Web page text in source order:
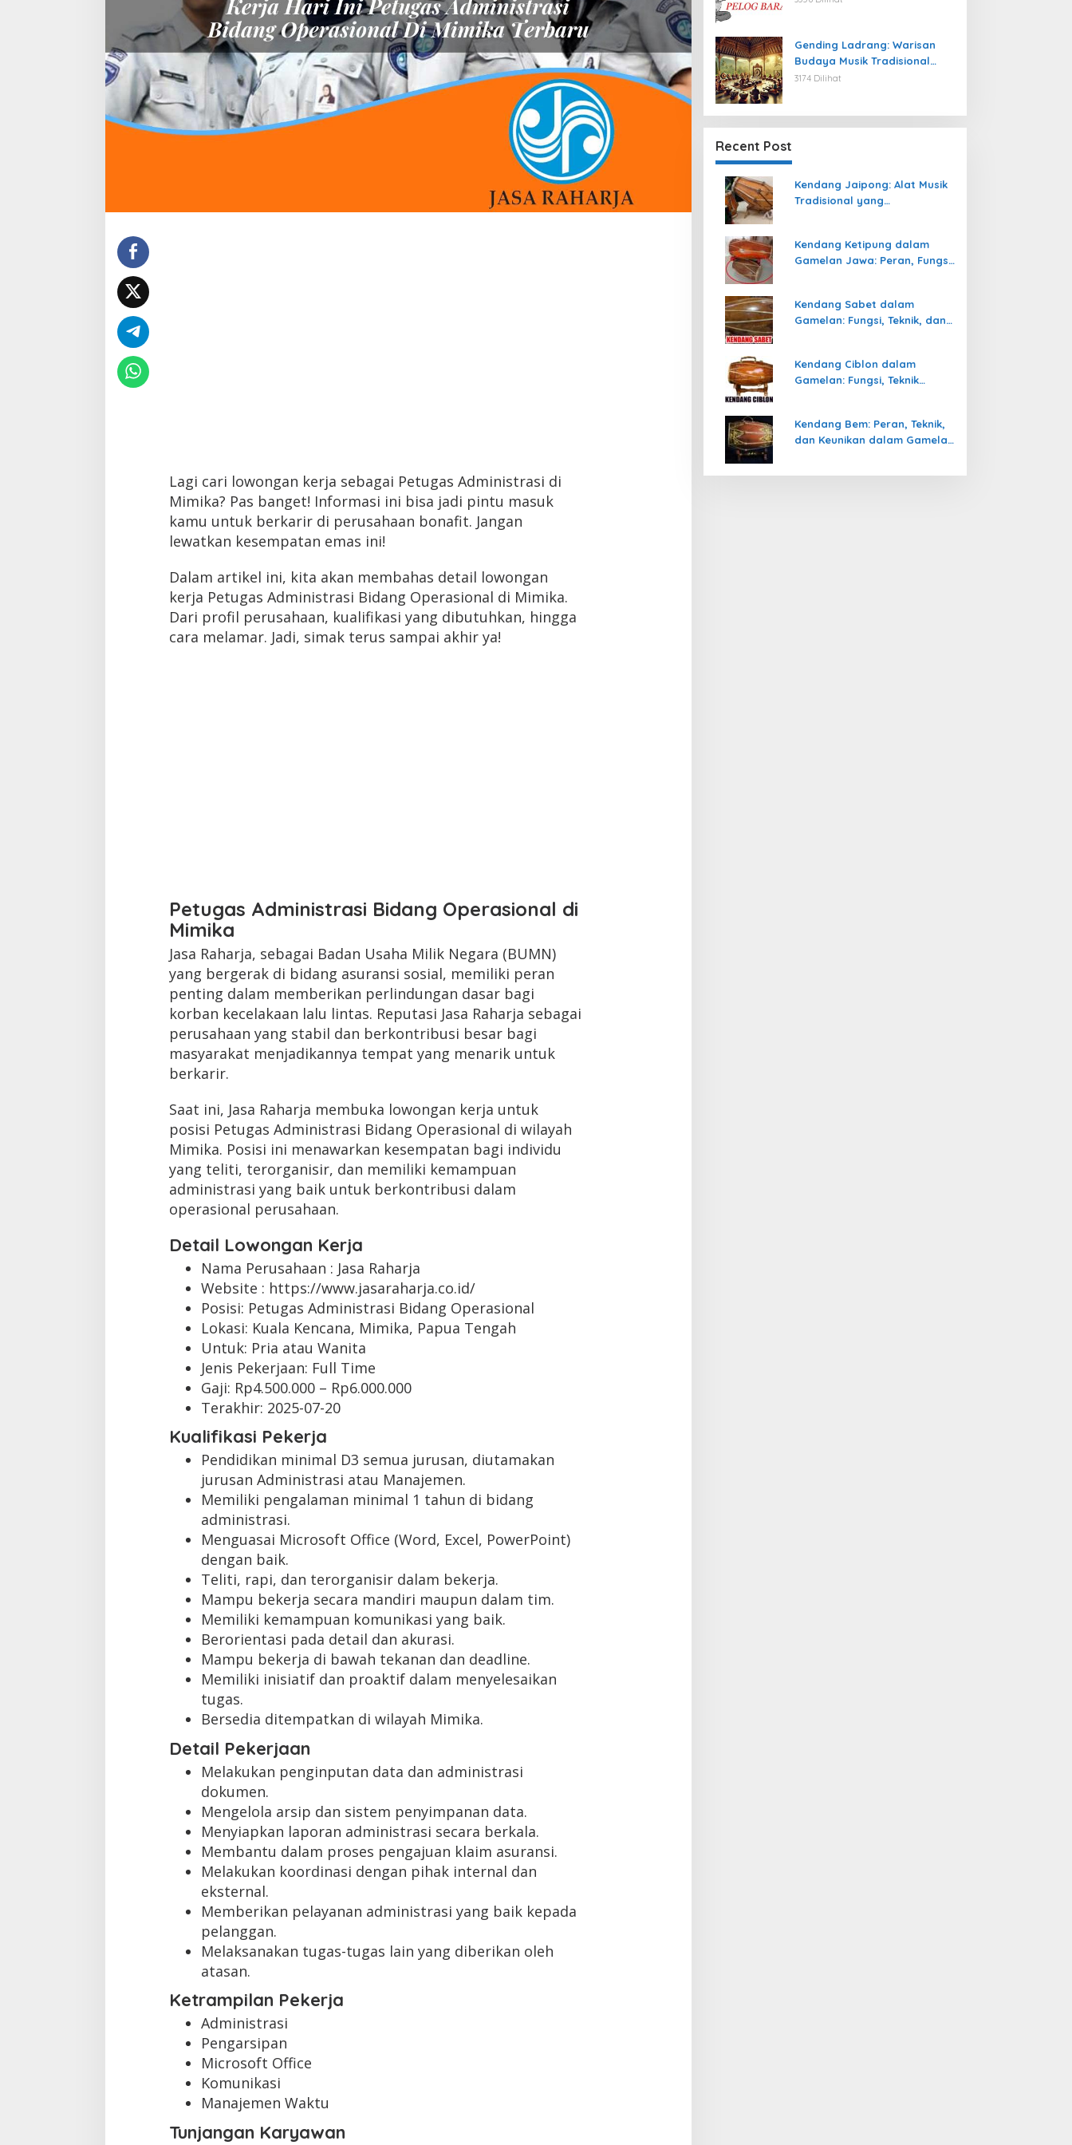
Lagi cari lowongan kerja sebagai Petugas Administrasi di
Mimika? Pas banget! Informasi ini bisa jadi pintu masuk
kamu untuk berkarir di perusahaan bonafit. Jangan
lewatkan kesempatan emas ini!
Dalam artikel ini, kita akan membahas detail lowongan
kerja Petugas Administrasi Bidang Operasional di Mimika.
Dari profil perusahaan, kualifikasi yang dibutuhkan, hingga
cara melamar. Jadi, simak terus sampai akhir ya!
Petugas Administrasi Bidang Operasional di
Mimika
Jasa Raharja, sebagai Badan Usaha Milik Negara (BUMN)
yang bergerak di bidang asuransi sosial, memiliki peran
penting dalam memberikan perlindungan dasar bagi
korban kecelakaan lalu lintas. Reputasi Jasa Raharja sebagai
perusahaan yang stabil dan berkontribusi besar bagi
masyarakat menjadikannya tempat yang menarik untuk
berkarir.
Saat ini, Jasa Raharja membuka lowongan kerja untuk
posisi Petugas Administrasi Bidang Operasional di wilayah
Mimika. Posisi ini menawarkan kesempatan bagi individu
yang teliti, terorganisir, dan memiliki kemampuan
administrasi yang baik untuk berkontribusi dalam
operasional perusahaan.
Detail Lowongan Kerja
Nama Perusahaan : Jasa Raharja
Website : https://www.jasaraharja.co.id/
Posisi: Petugas Administrasi Bidang Operasional
Lokasi: Kuala Kencana, Mimika, Papua Tengah
Untuk: Pria atau Wanita
Jenis Pekerjaan: Full Time
Gaji: Rp4.500.000– Rp6.000.000
Terakhir: 2025-07-20
Kualifikasi Pekerja
Pendidikan minimal D3 semua jurusan, diutamakan
jurusan Administrasi atau Manajemen.
Memiliki pengalaman minimal 1 tahun di bidang
administrasi.
Menguasai Microsoft Office (Word, Excel, PowerPoint)
dengan baik.
Teliti, rapi, dan terorganisir dalam bekerja.
Mampu bekerja secara mandiri maupun dalam tim.
Memiliki kemampuan komunikasi yang baik.
Berorientasi pada detail dan akurasi.
Mampu bekerja di bawah tekanan dan deadline.
Memiliki inisiatif dan proaktif dalam menyelesaikan
tugas.
Bersedia ditempatkan di wilayah Mimika.
Detail Pekerjaan
Melakukan penginputan data dan administrasi
dokumen.
Mengelola arsip dan sistem penyimpanan data.
Menyiapkan laporan administrasi secara berkala.
Membantu dalam proses pengajuan klaim asuransi.
Melakukan koordinasi dengan pihak internal dan
eksternal.
Memberikan pelayanan administrasi yang baik kepada
pelanggan.
Melaksanakan tugas-tugas lain yang diberikan oleh
atasan.
Ketrampilan Pekerja
Administrasi
Pengarsipan
Microsoft Office
Komunikasi
Manajemen Waktu
Tunjangan Karyawan
Gending Ladrang: Warisan
Budaya Musik Tradisional
Jawa yang Abadi
3174 Dilihat
Recent Post
Kendang Jaipong: Alat Musik
Tradisional yang
Kendang Ketipung dalam
Gamelan Jawa: Peran, Fungsi,
Kendang Sabet dalam
Gamelan: Fungsi, Teknik, dan
Kendang Ciblon dalam
Gamelan: Fungsi, Teknik
Kendang Bem: Peran, Teknik,
dan Keunikan dalam Gamelan